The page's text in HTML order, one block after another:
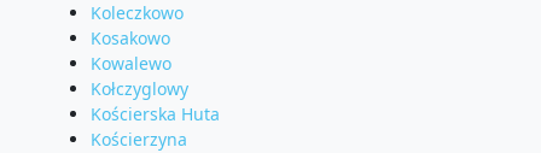
Koleczkowo
Kosakowo
Kowalewo
Kołczyglowy
Kościerska Huta
Kościerzyna